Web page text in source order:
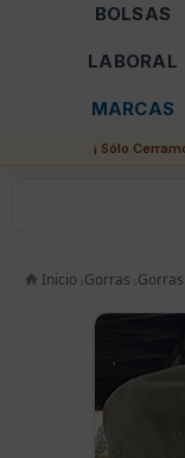
BOLSAS
LABORAL
MARCAS
¡ Sólo
Inicio Gorras